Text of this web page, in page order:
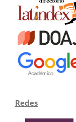
Redes